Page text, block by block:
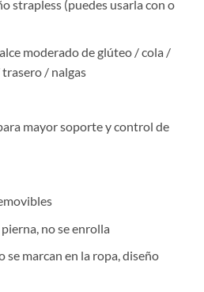
strapless (puedes usarla con o
moderado de glúteo / cola /
/ nalgas
mayor soporte y control de
no se enrolla
se marcan en la ropa, diseño